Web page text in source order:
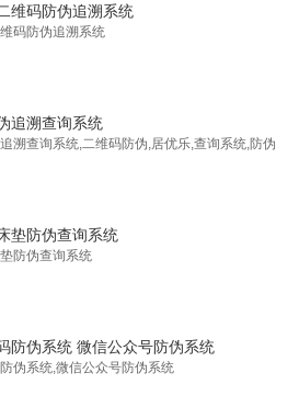
维码防伪追溯系统
码防伪追溯系统
追溯查询系统
溯查询系统,二维码防伪,居优乐,查询系统,防伪
垫防伪查询系统
防伪查询系统
防伪系统 微信公众号防伪系统
伪系统,微信公众号防伪系统